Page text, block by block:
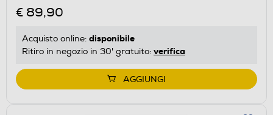
€ 89,90
Acquisto online: disponibile
Ritiro in negozio in 30' gratuito: verifica
AGGIUNGI